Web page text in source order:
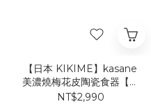
【日本 KIKIME】kasane
美濃燒梅花皮陶瓷食器【二
層】
NT$2,990